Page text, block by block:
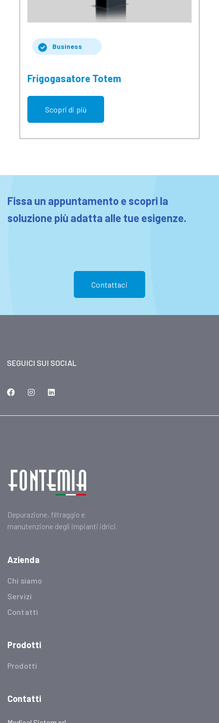
Business
Frigogasatore Totem
Scopri di più
Fissa un appuntamento e scopri la
soluzione più adatta alle tue esigenze.
Contattaci
SEGUICI SUI SOCIAL
Depurazione, filtraggio e
manutenzione degli impianti idrici.
Azienda
Chi siamo
Servizi
Contatti
Prodotti
Prodotti
Contatti